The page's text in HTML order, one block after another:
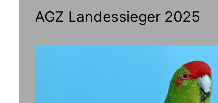
AGZ Landessieger 2025